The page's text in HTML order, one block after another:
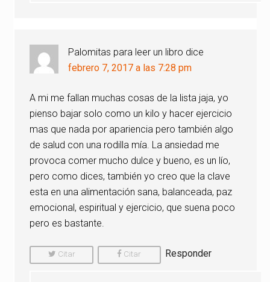
Palomitas para leer un libro dice
febrero 7, 2017 a las 7:28 pm
A mi me fallan muchas cosas de la lista jaja, yo
pienso bajar solo como un kilo y hacer ejercicio
mas que nada por apariencia pero también algo
de salud con una rodilla mía. La ansiedad me
provoca comer mucho dulce y bueno, es un lío,
pero como dices, también yo creo que la clave
esta en una alimentación sana, balanceada, paz
emocional, espiritual y ejercicio, que suena poco
pero es bastante.
Citar
Comentario
Citar
Comentario
Responder